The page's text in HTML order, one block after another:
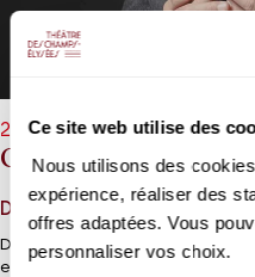
Ce site web utilise des
Nous utilisons des
expérience, réaliser des
offres adaptées. Vous
personnaliser vos choix.
Orchestre
22/01/2027 - 20h00
Daniele Gatti
Daniele Gatti et les forces
et Beethoven.